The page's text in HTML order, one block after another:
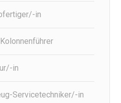
in
in
Servicetechniker/-in